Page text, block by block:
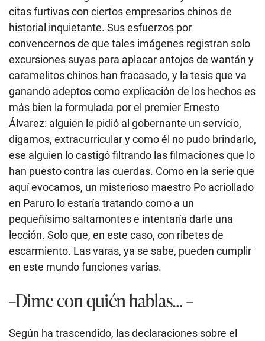
citas furtivas con ciertos empresarios chinos de
historial inquietante. Sus esfuerzos por
convencernos de que tales imágenes registran solo
excursiones suyas para aplacar antojos de wantán y
caramelitos chinos han fracasado, y la tesis que va
ganando adeptos como explicación de los hechos es
más bien la formulada por el premier Ernesto
Álvarez: alguien le pidió al gobernante un servicio,
digamos, extracurricular y como él no pudo brindarlo,
ese alguien lo castigó filtrando las filmaciones que lo
han puesto contra las cuerdas. Como en la serie que
aquí evocamos, un misterioso maestro Po acriollado
en Paruro lo estaría tratando como a un
pequeñísimo saltamontes e intentaría darle una
lección. Solo que, en este caso, con ribetes de
escarmiento. Las varas, ya se sabe, pueden cumplir
en este mundo funciones varias.
–Dime con quién hablas… –
Según ha trascendido, las declaraciones sobre el